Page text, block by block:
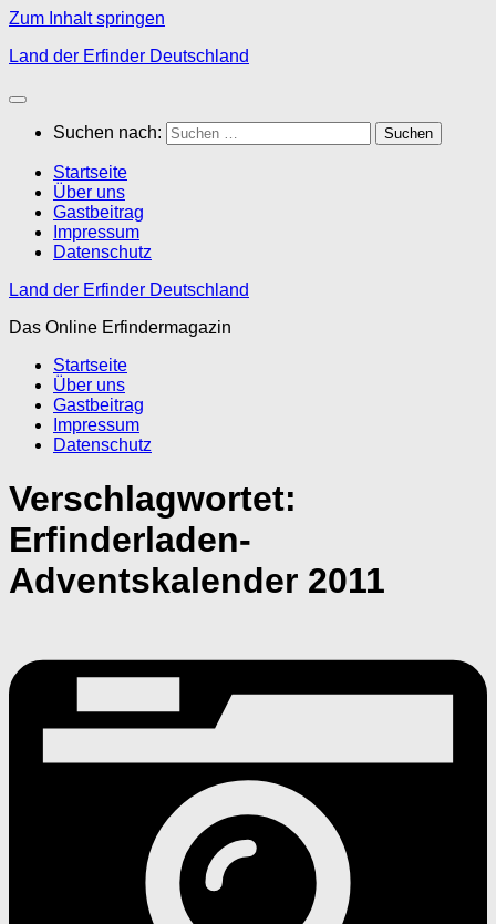
Zum Inhalt springen
Land der Erfinder Deutschland
Suchen nach:
Startseite
Über uns
Gastbeitrag
Impressum
Datenschutz
Land der Erfinder Deutschland
Das Online Erfindermagazin
Startseite
Über uns
Gastbeitrag
Impressum
Datenschutz
Verschlagwortet:
Erfinderladen-
Adventskalender 2011